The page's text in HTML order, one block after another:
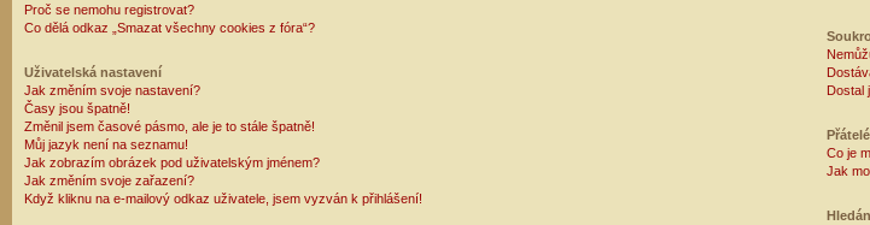
Proč se nemohu registrovat?
Co dělá odkaz „Smazat všechny cookies z fóra“?
Uživatelská nastavení
Jak změním svoje nastavení?
Časy jsou špatně!
Změnil jsem časové pásmo, ale je to stále špatně!
Můj jazyk není na seznamu!
Jak zobrazím obrázek pod uživatelským jménem?
Jak změním svoje zařazení?
Když kliknu na e-mailový odkaz uživatele, jsem vyzván k přihlášení!
Dostal
Co je
Jak